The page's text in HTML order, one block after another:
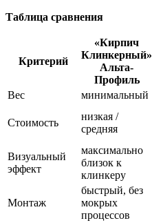
Таблица сравнения
Критерий
«Кирпич
Клинкерный»
Альта-
Профиль
Вес минимальный
Стоимость
низкая /
средняя
Визуальный
эффект
максимально
близок к
клинкеру
Монтаж
быстрый, без
мокрых
процессов